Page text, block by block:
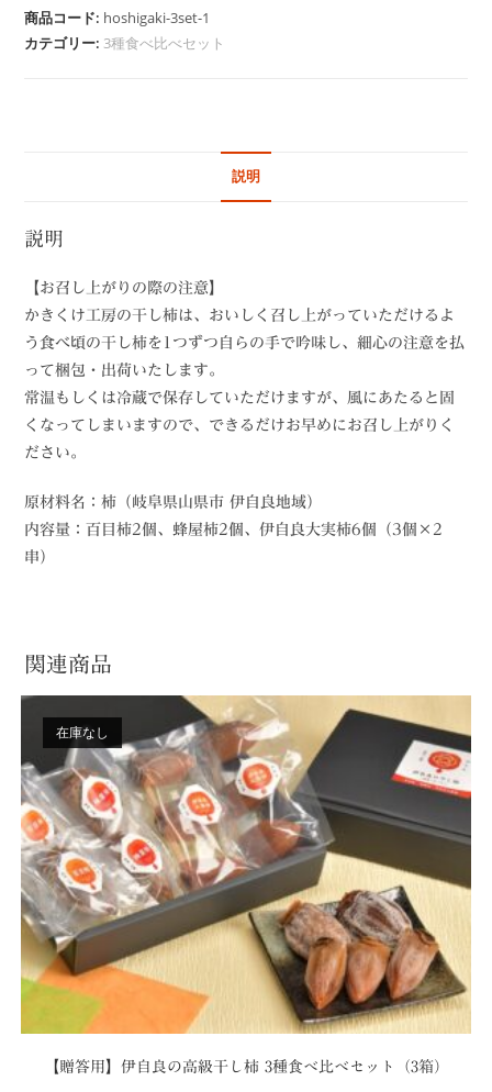
商品コード: hoshigaki-3set-1
カテゴリー: 3種食べ比べセット
説明
説明
【お召し上がりの際の注意】
かきくけ工房の干し柿は、おいしく召し上がっていただけるよ
う食べ頃の干し柿を1つずつ自らの手で吟味し、細心の注意を払
って梱包・出荷いたします。
常温もしくは冷蔵で保存していただけますが、風にあたると固
くなってしまいますので、できるだけお早めにお召し上がりく
ださい。
原材料名：柿（岐阜県山県市 伊自良地域）
内容量：百目柿2個、蜂屋柿2個、伊自良大実柿6個（3個×2
串）
関連商品
在庫なし
【贈答用】伊自良の高級干し柿 3種食べ比べセット（3箱）